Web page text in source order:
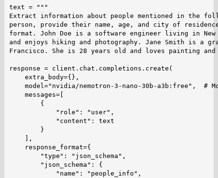
text = """
Extract information about people mentioned in the
person, provide their name, age, and city of
format. John Doe is a software engineer living in
and enjoys hiking and photography. Jane Smith is a
Francisco. She is 28 years old and loves painting
response = client.chat.completions.create(
    extra_body={},
model="nvidia/nemotron-3-nano-30b-a3b:free",  #
    messages=[
        {
            "role": "user",
            "content": text
        }
    ],
    response_format={
        "type": "json_schema",
        "json_schema": {
            "name": "people_info",